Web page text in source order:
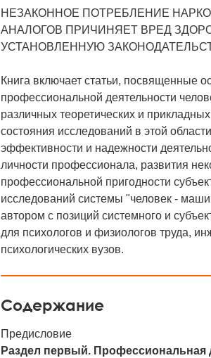
Код
14362
НЕЗАКОННОЕ ПОТРЕБЛЕНИЕ
АНАЛОГОВ ПРИЧИНЯЕТ ВРЕД
УСТАНОВЛЕННУЮ
Книга включает статьи, посвященные
профессиональной деятельности
различных теоретических и
состояния исследований в этой
эффективности и надежности
личности профессионала, развития
профессиональной пригодности
исследований системы "человек -
автором с позиций системного и
для психологов и физиологов труда,
психологических вузов.
Содержание
Предисловие
Раздел первый. Профессиональная